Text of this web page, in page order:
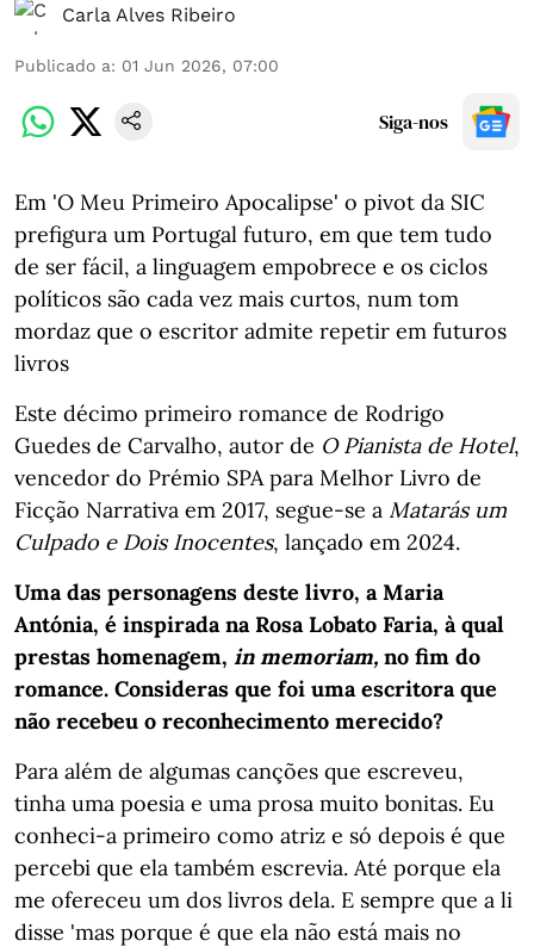
Carla Alves Ribeiro
Publicado a: 01 Jun 2026, 07:00
Siga-nos
Em 'O Meu Primeiro Apocalipse' o pivot da SIC
prefigura um Portugal futuro, em que tem tudo
de ser fácil, a linguagem empobrece e os ciclos
políticos são cada vez mais curtos, num tom
mordaz que o escritor admite repetir em futuros
livros
Este décimo primeiro romance de Rodrigo
Guedes de Carvalho, autor de O Pianista de Hotel,
vencedor do Prémio SPA para Melhor Livro de
Ficção Narrativa em 2017, segue-se a Matarás um
Culpado e Dois Inocentes, lançado em 2024.
Uma das personagens deste livro, a Maria
Antónia, é inspirada na Rosa Lobato Faria, à qual
prestas homenagem, in memoriam, no fim do
romance. Consideras que foi uma escritora que
não recebeu o reconhecimento merecido?
Para além de algumas canções que escreveu,
tinha uma poesia e uma prosa muito bonitas. Eu
conheci-a primeiro como atriz e só depois é que
percebi que ela também escrevia. Até porque ela
me ofereceu um dos livros dela. E sempre que a li
disse 'mas porque é que ela não está mais no